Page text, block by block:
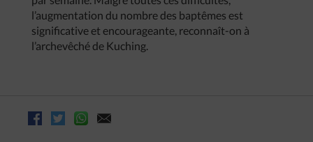
l’augmentation du nombre des baptêmes est
significative et encourageante, reconnaît-on à
l’archevêché de Kuching.